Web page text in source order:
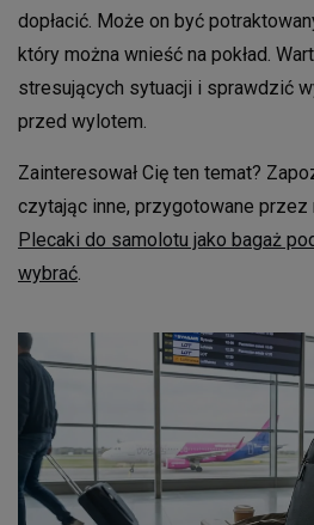
dopłacić. Może on być
który można wnieść na pokład.
stresujących sytuacji i sprawdzić
przed wylotem.
Zainteresował Cię ten temat?
czytając inne, przygotowane przez
Plecaki do samolotu jako bagaż
wybrać